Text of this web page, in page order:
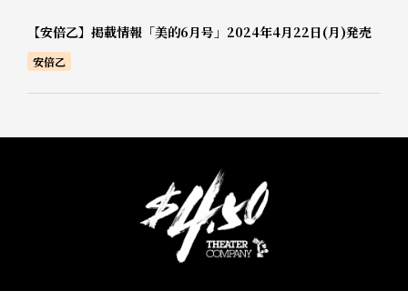
【安倍乙】掲載情報「美的6月号」2024年4月22日(月)発売
安倍乙